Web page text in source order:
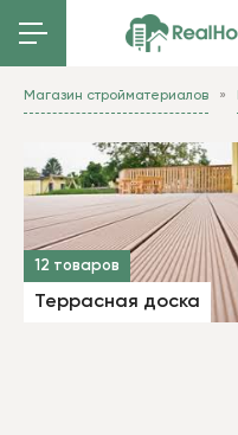
Магазин стройматериалов
12 товаров
Террасная доска